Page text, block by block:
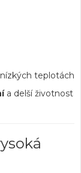
teplotách
a delší životnost